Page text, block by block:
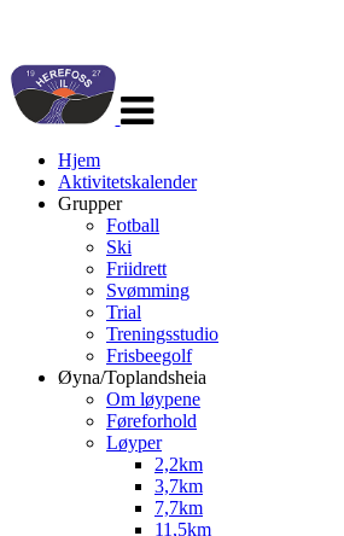
navigasjon
Hjem
Aktivitetskalender
Grupper
Fotball
Ski
Friidrett
Svømming
Trial
Treningsstudio
Frisbeegolf
Øyna/Toplandsheia
Om løypene
Føreforhold
Løyper
2,2km
3,7km
7,7km
11,5km